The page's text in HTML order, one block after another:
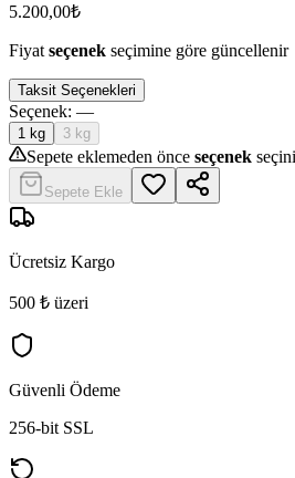
5.200,00₺
Fiyat seçenek seçimine göre güncellenir
Taksit Seçenekleri
Seçenek: —
1 kg 3 kg
Sepete eklemeden önce seçenek
Sepete Ekle
Ücretsiz Kargo
500 ₺ üzeri
Güvenli Ödeme
256-bit SSL